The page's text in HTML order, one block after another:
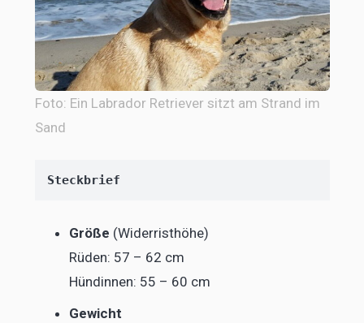
Foto: Ein Labrador Retriever sitzt am Strand im
Sand
Steckbrief
Größe (Widerristhöhe)
Rüden: 57 – 62 cm
Hündinnen: 55 – 60 cm
Gewicht